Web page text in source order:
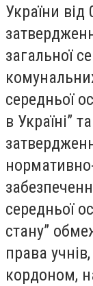
України
загальної
середньої
в Україні”
середньої
стану”
права
кордоном,